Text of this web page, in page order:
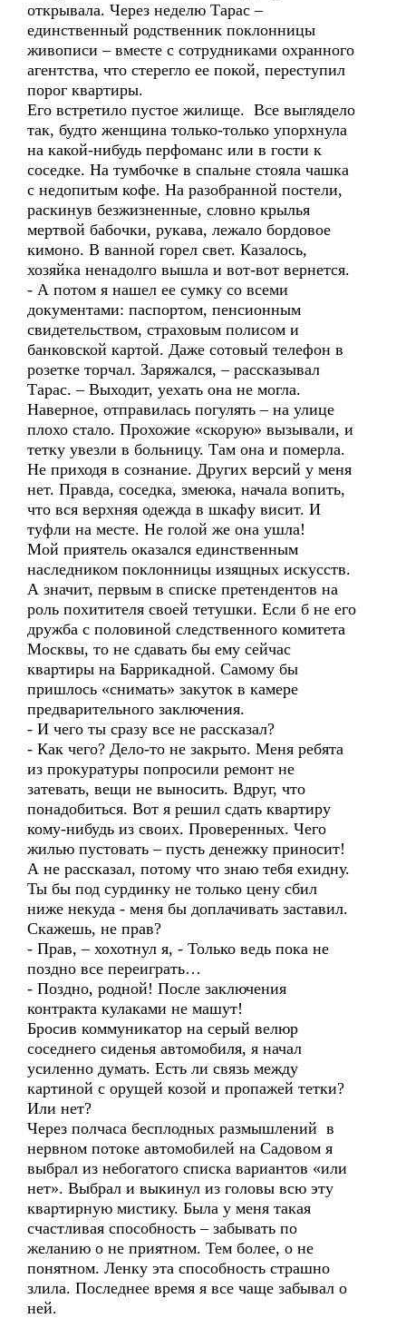
открывала. Через неделю Тарас –
единственный родственник поклонницы
живописи – вместе с сотрудниками охранного
агентства, что стерегло ее покой, переступил
порог квартиры.
Его встретило пустое жилище. Все выглядело
так, будто женщина только-только упорхнула
на какой-нибудь перфоманс или в гости к
соседке. На тумбочке в спальне стояла чашка
с недопитым кофе. На разобранной постели,
раскинув безжизненные, словно крылья
мертвой бабочки, рукава, лежало бордовое
кимоно. В ванной горел свет. Казалось,
хозяйка ненадолго вышла и вот-вот вернется.
- А потом я нашел ее сумку со всеми
документами: паспортом, пенсионным
свидетельством, страховым полисом и
банковской картой. Даже сотовый телефон в
розетке торчал. Заряжался, – рассказывал
Тарас. – Выходит, уехать она не могла.
Наверное, отправилась погулять – на улице
плохо стало. Прохожие «скорую» вызывали, и
тетку увезли в больницу. Там она и померла.
Не приходя в сознание. Других версий у меня
нет. Правда, соседка, змеюка, начала вопить,
что вся верхняя одежда в шкафу висит. И
туфли на месте. Не голой же она ушла!
Мой приятель оказался единственным
наследником поклонницы изящных искусств.
А значит, первым в списке претендентов на
роль похитителя своей тетушки. Если б не его
дружба с половиной следственного комитета
Москвы, то не сдавать бы ему сейчас
квартиры на Баррикадной. Самому бы
пришлось «снимать» закуток в камере
предварительного заключения.
- И чего ты сразу все не рассказал?
- Как чего? Дело-то не закрыто. Меня ребята
из прокуратуры попросили ремонт не
затевать, вещи не выносить. Вдруг, что
понадобиться. Вот я решил сдать квартиру
кому-нибудь из своих. Проверенных. Чего
жилью пустовать – пусть денежку приносит!
А не рассказал, потому что знаю тебя ехидну.
Ты бы под сурдинку не только цену сбил
ниже некуда - меня бы доплачивать заставил.
Скажешь, не прав?
- Прав, – хохотнул я, - Только ведь пока не
поздно все переиграть…
- Поздно, родной! После заключения
контракта кулаками не машут!
Бросив коммуникатор на серый велюр
соседнего сиденья автомобиля, я начал
усиленно думать. Есть ли связь между
картиной с орущей козой и пропажей тетки?
Или нет?
Через полчаса бесплодных размышлений в
нервном потоке автомобилей на Садовом я
выбрал из небогатого списка вариантов «или
нет». Выбрал и выкинул из головы всю эту
квартирную мистику. Была у меня такая
счастливая способность – забывать по
желанию о не приятном. Тем более, о не
понятном. Ленку эта способность страшно
злила. Последнее время я все чаще забывал о
ней.